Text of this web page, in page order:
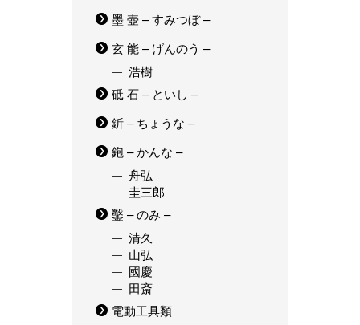
墨 壺 – すみつぼ –
玄 能 – げんのう –
浩樹
砥 石 – といし –
釿 – ちょうな –
鉋 – かんな –
舟弘
圭三郎
鑿 – のみ –
清久
山弘
國慶
田斎
電動工具類